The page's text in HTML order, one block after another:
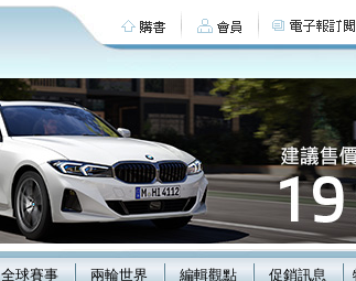
全球賽事 兩輪世界 編輯觀點 促銷訊息